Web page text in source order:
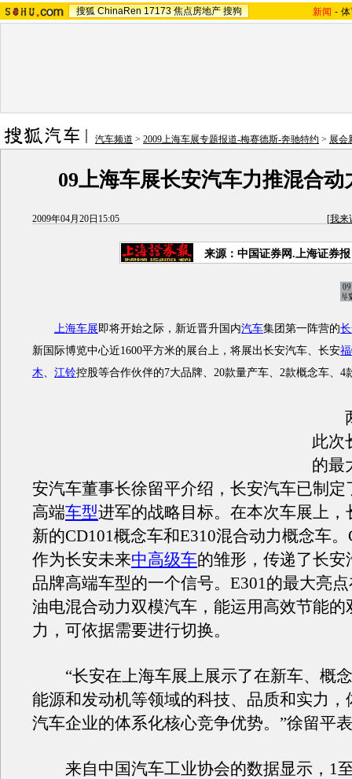
搜狐 ChinaRen 17173 焦点房地产 搜狗 新闻 -
汽车频道 > 2009上海车展专题报道-梅赛德斯-奔驰特约 > 展会
09上海车展长安汽车力推混合动
2009年04月20日15:05 [我来
来源：中国证券网.上海证券
上海车展即将开始之际，新近晋升国内汽车集团第一阵营的
新国际博览中心近1600平方米的展台上，将展出长安汽车、长安
木、 江铃控股等合作伙伴的7大品牌、20款量产车、2款概念车、4
两
此次
的最
安汽车董事长徐留平介绍，长安汽车已制定
高端车型进军的战略目标。在本次车展上，
新的CD101概念车和E310混合动力概念车
作为长安未来中高级车的雏形，传递了长安
品牌高端车型的一个信号。E301的最大亮
油电混合动力双模汽车，能运用高效节能的
力，可依据需要进行切换。
“长安在上海车展上展示了在新车、概
能源和发动机等领域的科技、品质和实力，
汽车企业的体系化核心竞争优势。”徐留平
来自中国汽车工业协会的数据显示，1